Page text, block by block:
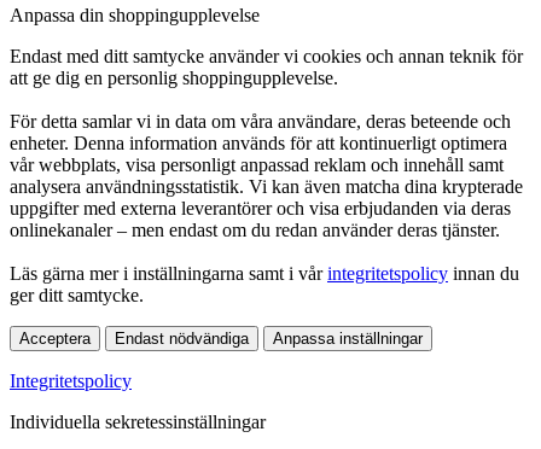
Anpassa din shoppingupplevelse
Endast med ditt samtycke använder vi cookies och annan teknik för
att ge dig en personlig shoppingupplevelse.
För detta samlar vi in data om våra användare, deras beteende och
enheter. Denna information används för att kontinuerligt optimera
vår webbplats, visa personligt anpassad reklam och innehåll samt
analysera användningsstatistik. Vi kan även matcha dina krypterade
uppgifter med externa leverantörer och visa erbjudanden via deras
onlinekanaler – men endast om du redan använder deras tjänster.
Läs gärna mer i inställningarna samt i vårintegritetspolicy innan du
ger ditt samtycke.
Acceptera Endast nödvändiga Anpassa inställningar
Integritetspolicy
Individuella sekretessinställningar